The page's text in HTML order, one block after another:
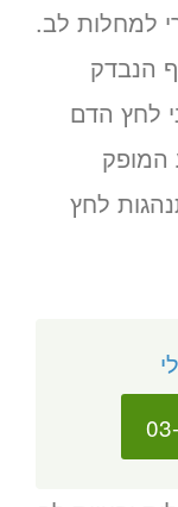
למחלות לב.
הנבדק
לחץ הדם
לחץ